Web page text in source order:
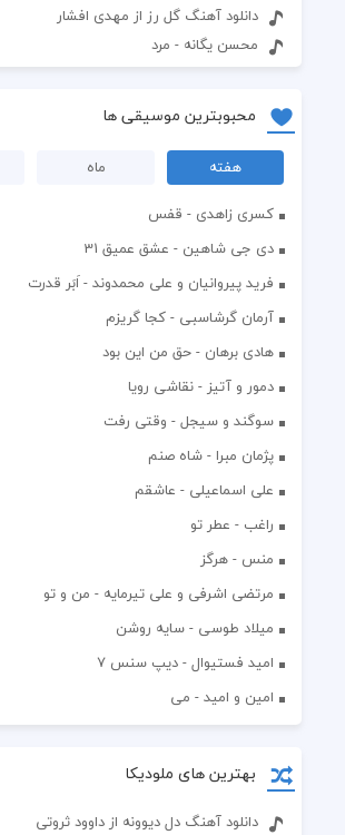
دانلود آهنگ گل رز از مهدی افشار
محسن یگانه - مرد
محبوبترین موسیقی ها
هفته ماه
کسری زاهدی - قفس
دی جی شاهین - عشق عمیق 31
فرید پیروانیان و علی محمدوند - اَبَر قدرت
آرمان گرشاسبی - کجا گریزم
هادی برهان - حق من این بود
دمور و آتیز - نقاشی رویا
سوگند و سیجل - وقتی رفت
پژمان مبرا - شاه صنم
علی اسماعیلی - عاشقم
راغب - عطر تو
منس - هرگز
مرتضی اشرفی و علی تیرمایه - من و تو
میلاد طوسی - سایه روشن
اميد فستيوال - ديپ سنس ۷
امین و امید - می
بهترین های ملودیکا
دانلود آهنگ دل دیوونه از داوود ثروتی